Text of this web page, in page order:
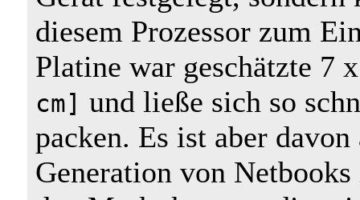
diesem Prozessor zum
Platine war geschätzte 7
cm] und ließe sich so
packen. Es ist aber davon
Generation von